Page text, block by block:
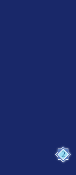
2